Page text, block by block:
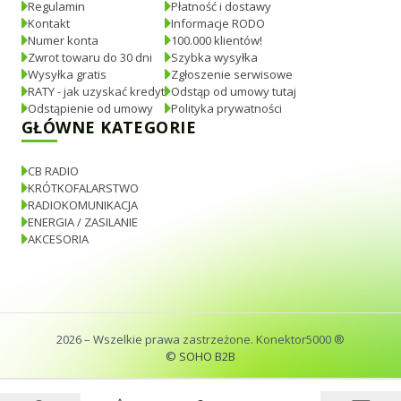
Regulamin
Kontakt
Numer konta
Zwrot towaru do 30 dni
Wysyłka gratis
RATY - jak uzyskać kredyt
Odstąpienie od umowy
Płatność i dostawy
Informacje RODO
100.000 klientów!
Szybka wysyłka
Zgłoszenie serwisowe
Odstąp od umowy tutaj
Polityka prywatności
GŁÓWNE KATEGORIE
CB RADIO
KRÓTKOFALARSTWO
RADIOKOMUNIKACJA
ENERGIA / ZASILANIE
AKCESORIA
2026– Wszelkie prawa zastrzeżone. Konektor5000 ®
© SOHO B2B